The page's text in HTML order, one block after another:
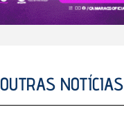
OUTRAS NOTÍCIAS